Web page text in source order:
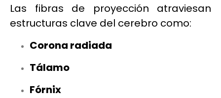
Las fibras de proyección atraviesan
estructuras clave del cerebro como:
Corona radiada
Tálamo
Fórnix